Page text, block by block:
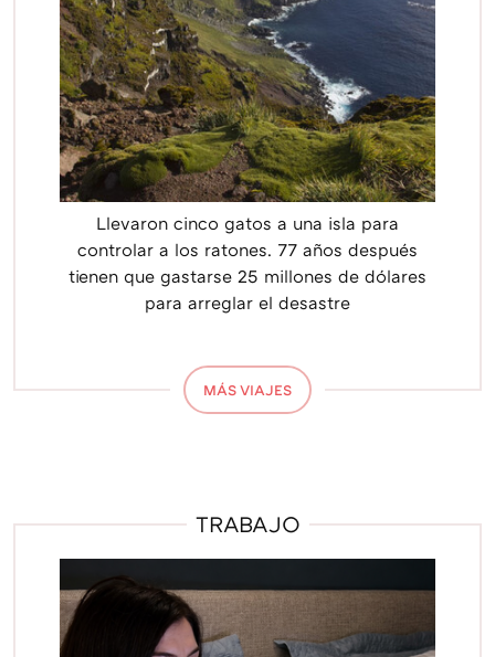
Llevaron cinco gatos a una isla para
controlar a los ratones. 77 años después
tienen que gastarse 25 millones de dólares
para arreglar el desastre
MÁS VIAJES
TRABAJO